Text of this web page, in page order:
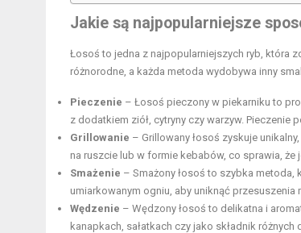
Jakie są najpopularniejsze
Łosoś to jedna z najpopularniejszych ryb, która
różnorodne, a każda metoda wydobywa inny
Pieczenie – Łosoś pieczony w piekarniku to
z dodatkiem ziół, cytryny czy warzyw. Pieczenie
Grillowanie – Grillowany łosoś zyskuje
na ruszcie lub w formie kebabów, co sprawia, że
Smażenie – Smażony łosoś to szybka
umiarkowanym ogniu, aby uniknąć przesuszenia
Wędzenie – Wędzony łosoś to delikatna i
kanapkach, sałatkach czy jako składnik